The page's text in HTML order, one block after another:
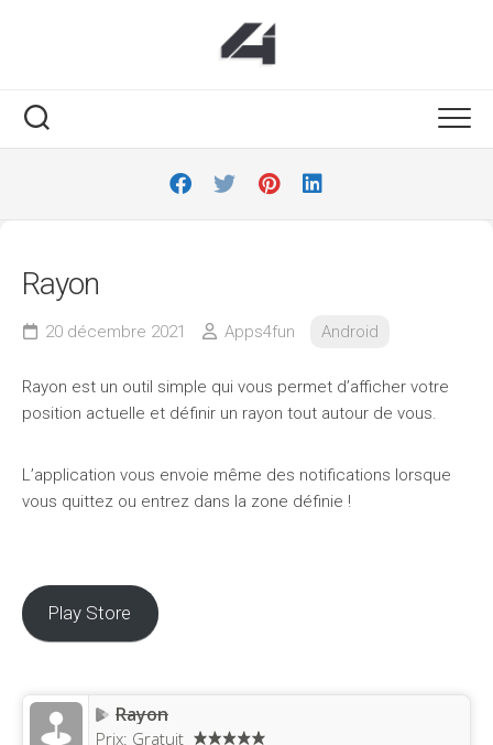
Rayon
20 décembre 2021 Apps4fun Android
Rayon est un outil simple qui vous permet d’afficher votre
position actuelle et définir un rayon tout autour de vous.
L’application vous envoie même des notifications lorsque
vous quittez ou entrez dans la zone définie !
Play Store
Rayon
Prix: Gratuit